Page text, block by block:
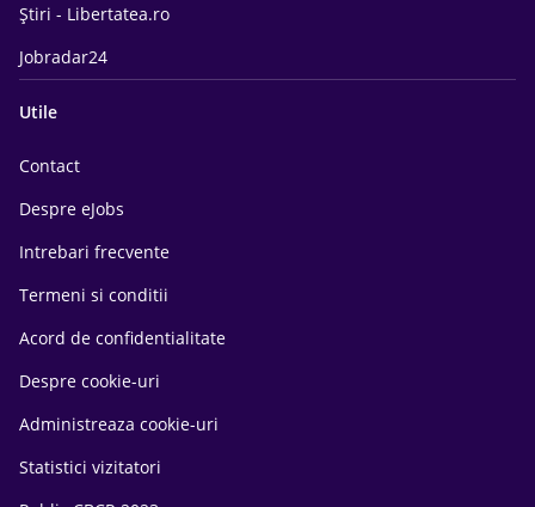
Știri - Libertatea.ro
Jobradar24
Utile
Contact
Despre eJobs
Intrebari frecvente
Termeni si conditii
Acord de confidentialitate
Despre cookie-uri
Administreaza cookie-uri
Statistici vizitatori